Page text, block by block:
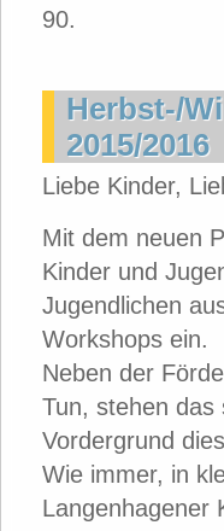
90.
Herbst-/
2015/2016
Liebe Kinder,
Mit dem neuen
Kinder und
Jugendlichen
Workshops ein.
Neben der
Tun, stehen das
Vordergrund
Wie immer, in
Langenhagener